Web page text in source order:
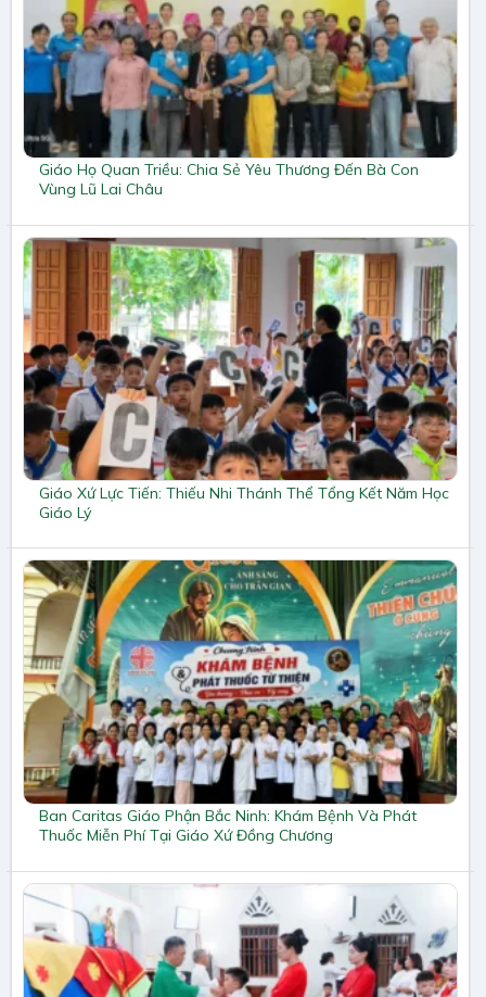
Giáo Họ Quan Triều: Chia Sẻ Yêu Thương Đến Bà Con
Vùng Lũ Lai Châu
Giáo Xứ Lực Tiến: Thiếu Nhi Thánh Thể Tổng Kết Năm Học
Giáo Lý
Ban Caritas Giáo Phận Bắc Ninh: Khám Bệnh Và Phát
Thuốc Miễn Phí Tại Giáo Xứ Đồng Chương